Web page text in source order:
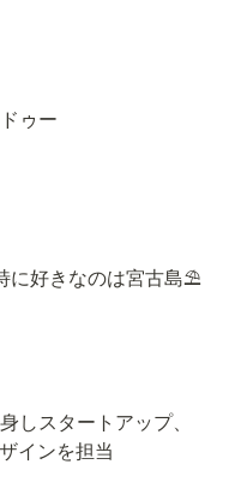
ゥー
に好きなのは宮古島⛱️
スタートアップ、
インを担当